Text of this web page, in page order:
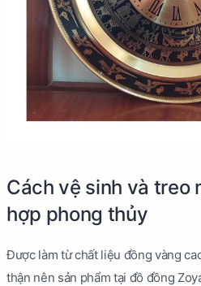
Cách vệ sinh và treo
hợp phong thủy
Được làm từ chất liệu đồng vàng
thận nên sản phẩm tại đồ đồng